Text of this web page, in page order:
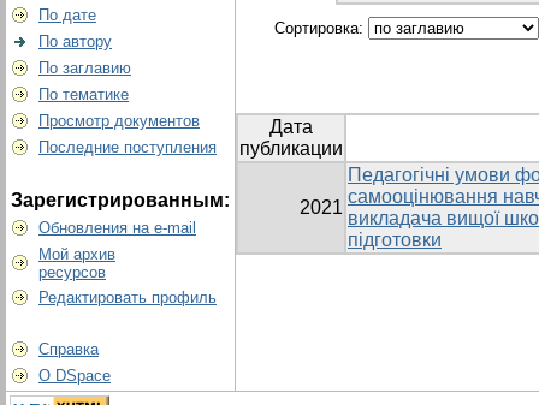
По дате
По автору
По заглавию
По тематике
Просмотр документов
Последние поступления
Зарегистрированным:
Обновления на e-mail
Мой архив
ресурсов
Редактировать профиль
Справка
О DSpace
Сортировка:
Дата
публикации
2021
Педагогічні умови
самооцінювання
викладача вищої
підготовки